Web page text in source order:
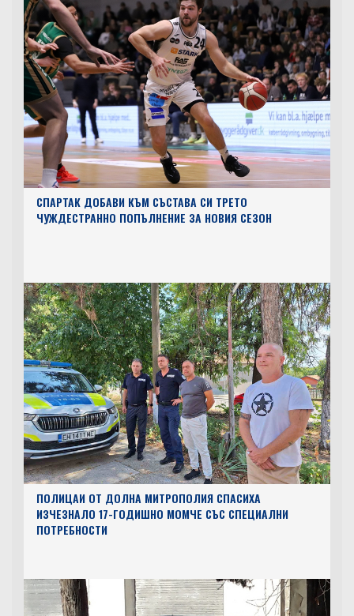
СПАРТАК ДОБАВИ КЪМ СЪСТАВА СИ ТРЕТО
ЧУЖДЕСТРАННО ПОПЪЛНЕНИЕ ЗА НОВИЯ СЕЗОН
ПОЛИЦАИ ОТ ДОЛНА МИТРОПОЛИЯ СПАСИХА
ИЗЧЕЗНАЛО 17-ГОДИШНО МОМЧЕ СЪС СПЕЦИАЛНИ
ПОТРЕБНОСТИ